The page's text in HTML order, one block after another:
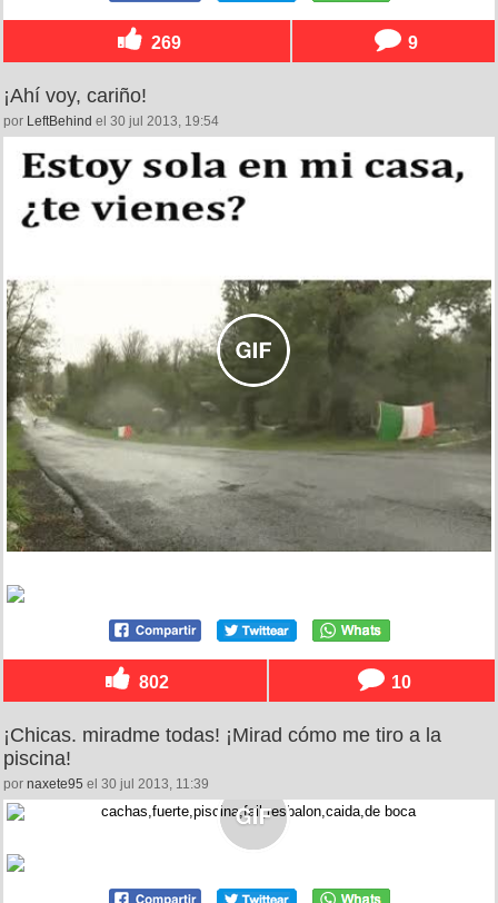
269 9
¡Ahí voy, cariño!
por LeftBehind el 30 jul 2013, 19:54
802 10
¡Chicas. miradme todas! ¡Mirad cómo me tiro a la
piscina!
por naxete95 el 30 jul 2013, 11:39